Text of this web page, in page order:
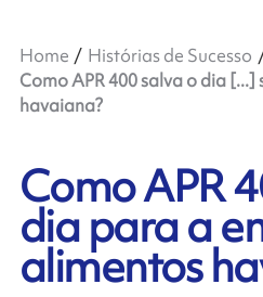
Home
Histórias de Sucesso
Como APR 400 salva o dia
havaiana?
Como APR
dia para a
alimentos